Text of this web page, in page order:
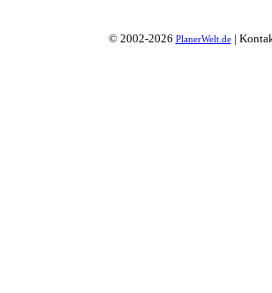
© 2002-2026 PlanerWelt.de|